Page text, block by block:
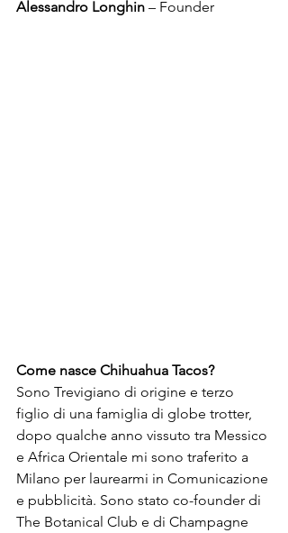
Alessandro Longhin – Founder
Come nasce Chihuahua Tacos?
Sono Trevigiano di origine e terzo
figlio di una famiglia di globe trotter,
dopo qualche anno vissuto tra Messico
e Africa Orientale mi sono traferito a
Milano per laurearmi in Comunicazione
e pubblicità. Sono stato co-founder di
The Botanical Club e di Champagne